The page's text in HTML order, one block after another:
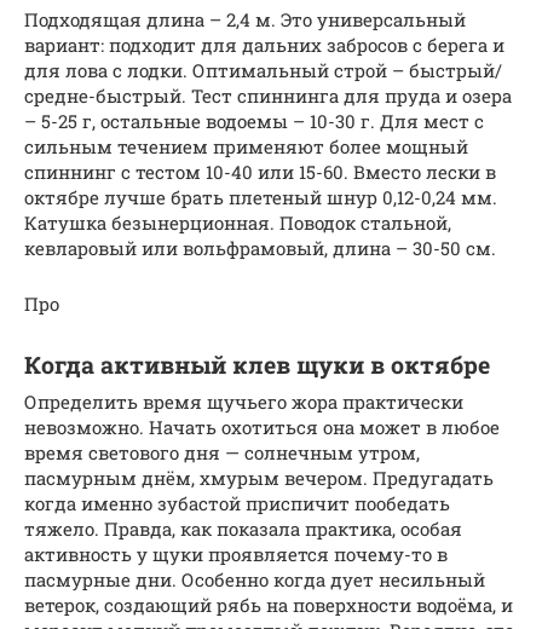
Подходящая длина – 2,4 м. Это универсальный
вариант: подходит для дальних забросов с берега и
для лова с лодки. Оптимальный строй – быстрый/
средне-быстрый. Тест спиннинга для пруда и озера
– 5-25 г, остальные водоемы – 10-30 г. Для мест с
сильным течением применяют более мощный
спиннинг с тестом 10-40 или 15-60. Вместо лески в
октябре лучше брать плетеный шнур 0,12-0,24 мм.
Катушка безынерционная. Поводок стальной,
кевларовый или вольфрамовый, длина – 30-50 см.
Про
Когда активный клев щуки в октябре
Определить время щучьего жора практически
невозможно. Начать охотиться она может в любое
время светового дня — солнечным утром,
пасмурным днём, хмурым вечером. Предугадать
когда именно зубастой приспичит пообедать
тяжело. Правда, как показала практика, особая
активность у щуки проявляется почему-то в
пасмурные дни. Особенно когда дует несильный
ветерок, создающий рябь на поверхности водоёма, и